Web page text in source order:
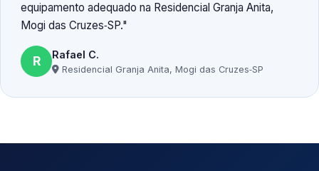
equipamento adequado na Residencial Granja Anita,
Mogi das Cruzes‑SP.
R Rafael C.
Residencial Granja Anita, Mogi das Cruzes‑SP